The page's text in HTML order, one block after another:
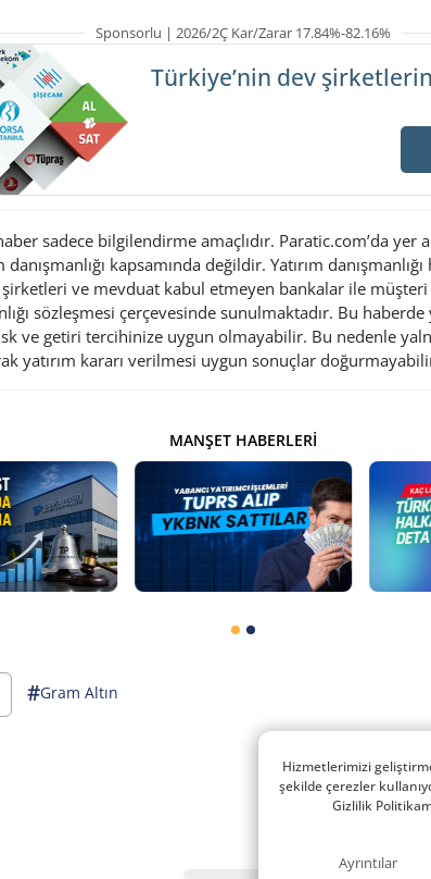
Sponsorlu | 2026/2Ç Kar/Zarar 17.84%-82.16%
Türkiye’nin dev
sadece bilgilendirme amaçlıdır. Paratic.com’da yer
danışmanlığı kapsamında değildir. Yatırım
ve mevduat kabul etmeyen bankalar ile müşteri
sözleşmesi çerçevesinde sunulmaktadır. Bu
ve getiri tercihinize uygun olmayabilir. Bu nedenle
yatırım kararı verilmesi uygun sonuçlar
MANŞET HABERLERI
#Gram Altın
Hizmetlerimizi
şekilde çerezler
Gizlilik
Ayrıntılar